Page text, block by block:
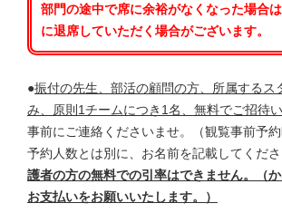
部門の途中で席に余裕がなくなった場合
に退席していただく場合がございます。
●振付の先生、部活の顧問の方、所属するス
み、原則1チームにつき1名、無料でご招待
事前にご連絡くださいませ。（観覧事前予
予約人数とは別に、お名前を記載してくださ
護者の方の無料での引率はできません。（
お支払いをお願いいたします。）